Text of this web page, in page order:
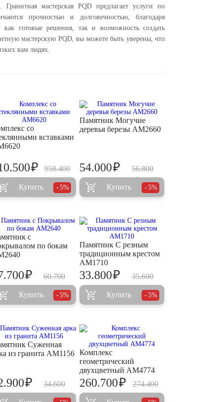
мастерская PQD предлагает услуги по
прочностью и долговечностью, благодаря
готовые решения, так и возможность создать
мастерскую PQD, вы можете быть уверены, что
вам людях.
со
вставками
958.400
₽
Купить 5%
Памятник Могучие
деревья березы AM2660
56.800
54.000₽
Купить 5%
с
по бокам
60.700
₽
Купить 5%
Памятник С резным
традиционным крестом
AM1710
35.600
33.800₽
Купить 5%
Суженная
из гранита AM1156
34.600
₽
Комплекс
геометрический
двухцветный AM4774
274.400
260.700₽